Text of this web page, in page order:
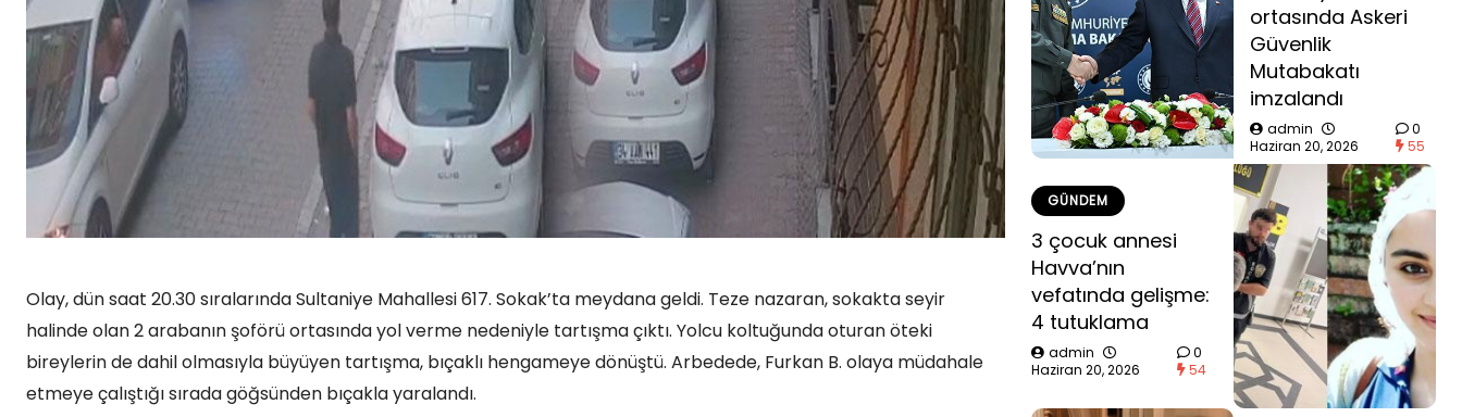
Olay, dün saat 20.30 sıralarında Sultaniye Mahallesi 617. Sokak’ta meydana geldi. Teze nazaran, sokakta seyir
halinde olan 2 arabanın şoförü ortasında yol verme nedeniyle tartışma çıktı. Yolcu koltuğunda oturan öteki
bireylerin de dahil olmasıyla büyüyen tartışma, bıçaklı hengameye dönüştü. Arbedede, Furkan B. olaya müdahale
etmeye çalıştığı sırada göğsünden bıçakla yaralandı.
ortasında Askeri
Güvenlik
Mutabakatı
imzalandı
admin
Haziran 20, 2026
0
55
GÜNDEM
3 çocuk annesi
Havva’nın
vefatında gelişme:
4 tutuklama
admin
Haziran 20, 2026
0
54